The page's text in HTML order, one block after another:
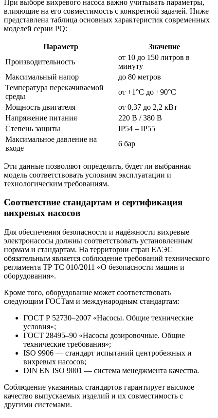
При выборе вихревого насоса важно учитывать параметры,
влияющие на его совместимость с конкретной задачей. Ниже
представлена таблица основных характеристик современных
моделей серии PQ:
Параметр
Значение
Производительность
от 10 до 150 литров в
минуту
Максимальный напор
до 80 метров
Температура перекачиваемой
среды
от +1°C до +90°C
Мощность двигателя
от 0,37 до 2,2 кВт
Напряжение питания
220 В / 380 В
Степень защиты
IP54 – IP55
Максимальное давление на
входе
6 бар
Эти данные позволяют определить, будет ли выбранная
модель соответствовать условиям эксплуатации и
технологическим требованиям.
Соответствие стандартам и сертификация
вихревых насосов
Для обеспечения безопасности и надёжности вихревые
электронасосы должны соответствовать установленным
нормам и стандартам. На территории стран ЕАЭС
обязательным является соблюдение требований технического
регламента ТР ТС 010/2011 «О безопасности машин и
оборудования».
Кроме того, оборудование может соответствовать
следующим ГОСТам и международным стандартам:
ГОСТ Р 52730–2007 «Насосы. Общие технические
условия»;
ГОСТ 28495–90 «Насосы дозировочные. Общие
технические требования»;
ISO 9906 — стандарт испытаний центробежных и
вихревых насосов;
DIN EN ISO 9001 — система менеджмента качества.
Соблюдение указанных стандартов гарантирует высокое
качество выпускаемых изделий и их совместимость с
другими системами.